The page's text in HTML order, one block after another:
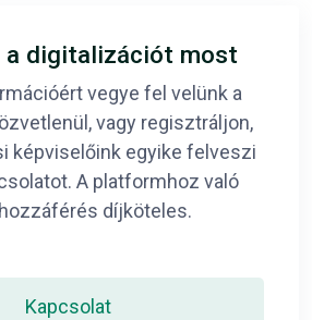
a digitalizációt most
vegye fel velünk a
vagy regisztráljon,
képviselőink egyike felveszi
A platformhoz való
díjköteles.
Kapcsolat